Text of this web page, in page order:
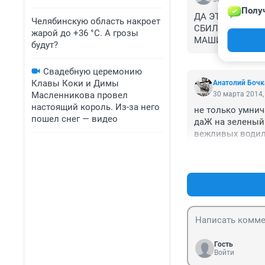
Челябинскую область накроет
жарой до +36 °C. А грозы
будут?
Свадебную церемонию
Клавы Коки и Димы
Масленникова провел
настоящий король. Из-за него
пошел снег — видео
ДА ЭТОМУ
СБИЛ УЖЕ
МАШИНА
ОСТАЛСЯ БЫ
Анатолий
30 марта 2014,
не только
даЖ на зеленый
вежливых
нормальный
машины моЖ) и
ТОРОПИТСЯ
намного
Гость
Войти